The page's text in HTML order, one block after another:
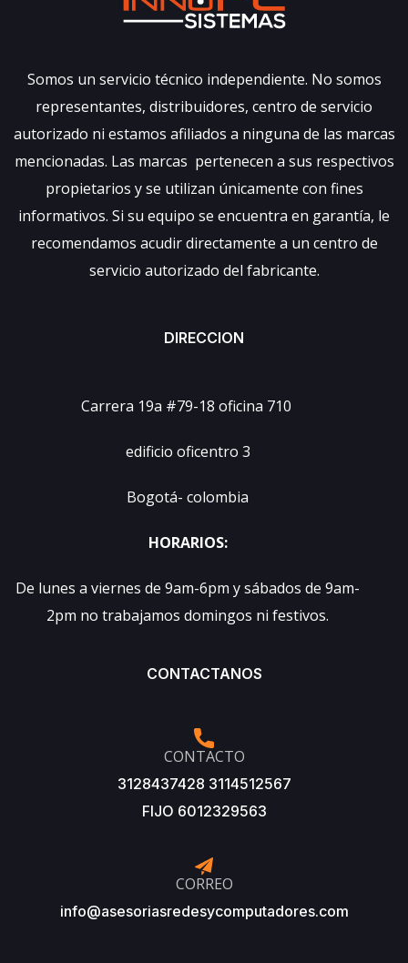
Somos un servicio técnico independiente. No somos
representantes, distribuidores, centro de servicio
autorizado ni estamos afiliados a ninguna de las marcas
mencionadas. Las marcas pertenecen a sus respectivos
propietarios y se utilizan únicamente con fines
informativos. Si su equipo se encuentra en garantía, le
recomendamos acudir directamente a un centro de
servicio autorizado del fabricante.
DIRECCION
Carrera 19a #79-18 oficina 710
edificio oficentro 3
Bogotá- colombia
HORARIOS:
De lunes a viernes de 9am-6pm y sábados de 9am-
2pm no trabajamos domingos ni festivos.
CONTACTANOS
CONTACTO
3128437428 3114512567
FIJO 6012329563
CORREO
info@asesoriasredesycomputadores.com